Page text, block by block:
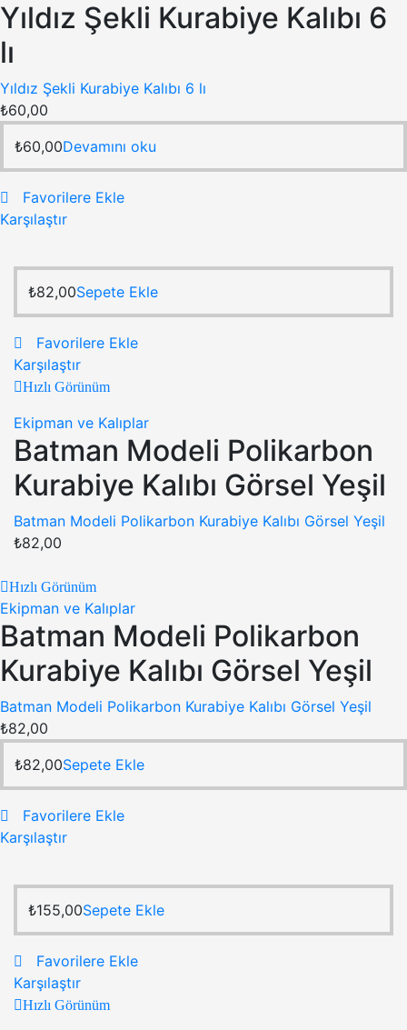
Yıldız Şekli Kurabiye Kalıbı 6
lı
Yıldız Şekli Kurabiye Kalıbı 6 lı
₺60,00
₺60,00Devamını oku
Favorilere Ekle
Karşılaştır
₺82,00Sepete Ekle
Favorilere Ekle
Karşılaştır
Hızlı Görünüm
Ekipman ve Kalıplar
Batman Modeli Polikarbon
Kurabiye Kalıbı Görsel Yeşil
Batman Modeli Polikarbon Kurabiye Kalıbı Görsel Yeşil
₺82,00
Hızlı Görünüm
Ekipman ve Kalıplar
Batman Modeli Polikarbon
Kurabiye Kalıbı Görsel Yeşil
Batman Modeli Polikarbon Kurabiye Kalıbı Görsel Yeşil
₺82,00
₺82,00Sepete Ekle
Favorilere Ekle
Karşılaştır
₺155,00Sepete Ekle
Favorilere Ekle
Karşılaştır
Hızlı Görünüm